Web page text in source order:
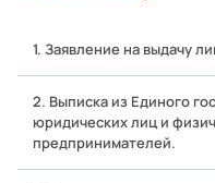
1. Заявление на выдачу
2. Выписка из Единого
юридических лиц и
предпринимателей.